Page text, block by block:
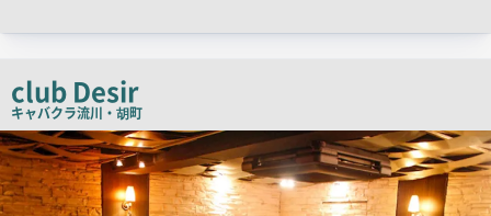
チ
ピ
ー
club Desir
キャバクラ流川・胡町
店
舗
PR
画
像